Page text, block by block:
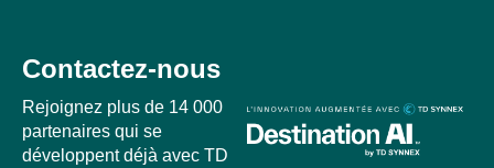
Contactez-nous
Rejoignez plus de 14 000
partenaires qui se
développent déjà avec TD